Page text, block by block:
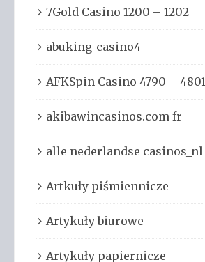
7Gold Casino 1200 – 1202
abuking-casino4
AFKSpin Casino 4790 – 4801
akibawincasinos.com fr
alle nederlandse casinos_nl
Artkuły piśmiennicze
Artykuły biurowe
Artykuły papiernicze